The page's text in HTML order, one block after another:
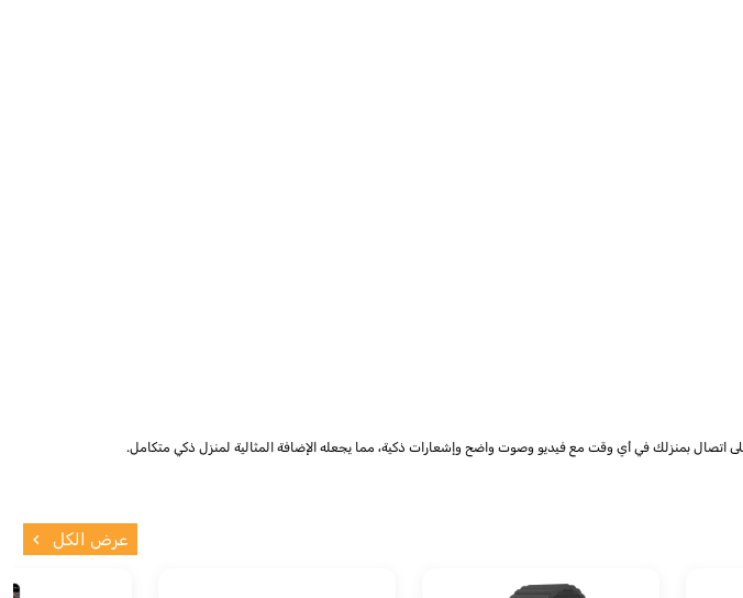
اتصال بمنزلك في أي وقت مع فيديو وصوت واضح وإشعارات ذكية، مما يجعله الإضافة المثالية لمنزل ذكي متكامل.
عرض الكل